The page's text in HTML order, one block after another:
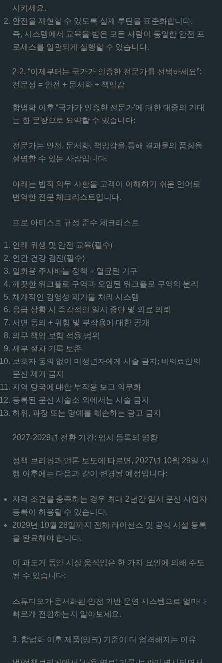
시키세요.
안전을 재현할 수 있도록 실제 루틴을 표준화합니다.
즉, 시스템에서 교육을 받은 모든 사람이 동일한 안전 프
로세스를 일관되게 실행할 수 있습니다.
2-2. “이제부터는 국가가 인증한 전문가를 선택하세요”:
전문성 = 안전 + 문서화 + 책임감
합법화 이후 “국가가 인증한 전문가'에 대한 대중의 기대
는 한 문장으로 요약할 수 있습니다:
전문가는 안전, 문서화, 책임감을 통해 결과물의 품질을
설명할 수 있는 사람입니다.
아래는 법적 의무 사항을 고객이 이해하기 쉬운 언어로
번역한 전문 체크리스트입니다.
프로 아티스트 규정 준수 체크리스트
연례 위생 및 안전 교육(필수)
연간 건강 검진(필수)
일회용 주사바늘 정책 + 멸균된 기구
깨끗한 워크플로 구역과 오염된 워크플로 구역의 분리
체계적인 감염성 폐기물 처리 시스템
응급 상황 시 즉각적인 일시 중단 및 의료 의뢰
서면 동의 + 위험 및 부작용에 대한 공개
의무 책임 보험 적용 범위
세부 절차 기록 보존
보호자 동의 없이 미성년자에게 시술 금지; 비의료인의
문신 제거 금지
지역 당국에 대한 부작용 보고 의무화
등록된 문신 시술소 외에서는 시술 금지
허위, 과장 또는 명예를 훼손하는 광고 금지
2027-2029년 전환 기간: 임시 등록의 영향
정책 브리핑과 언론 보도에 따르면, 2027년 10월 29일 시
행 이후에는 다음과 같이 변경될 예정입니다:
자격 조건을 충족하는 경우 최대 2년간 임시 문신 사업자
등록이 허용될 수 있습니다.
2029년 10월 28일까지 전체 라이선스 및 공식 시설 등록
을 완료해야 합니다.
이 과도기 동안 시장 움직임은 한 가지 요인에 의해 주도
될 수 있습니다:
스튜디오가 문서화된 안전 기반 운영 시스템으로 얼마나
빠르게 전환하는지 알아보세요.
3. 합법화 이후 제품(잉크) 기준이 더 엄격해지는 이유